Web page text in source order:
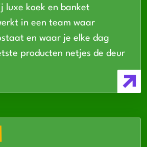
luxe koek en banket
in een team waar
en waar je elke dag
producten netjes de deur